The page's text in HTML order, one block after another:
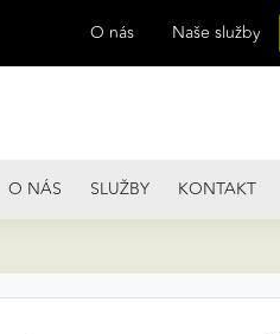
O nás Naše služby
O NÁS SLUŽBY KONTAKT